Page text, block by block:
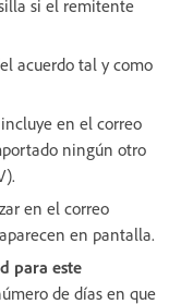
si el remitente
acuerdo tal y como
en el correo
ningún otro
en el correo
en pantalla.
para este
de días en que